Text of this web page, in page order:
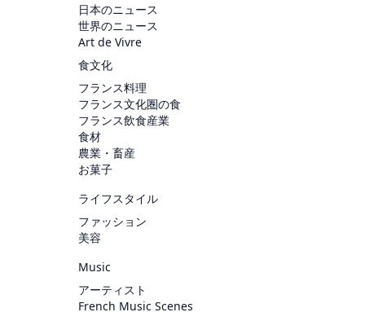
日本のニュース
世界のニュース
Art de Vivre
食文化
フランス料理
フランス文化圏の食
フランス飲食産業
食材
農業・畜産
お菓子
ライフスタイル
ファッション
美容
Music
アーティスト
French Music Scenes